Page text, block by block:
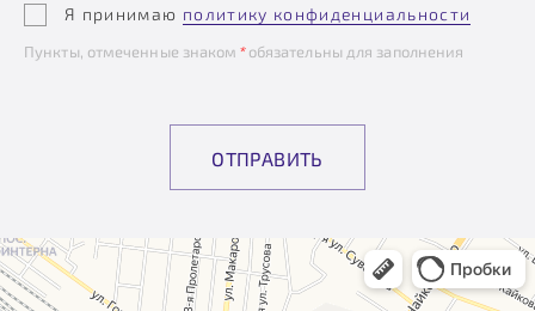
Я принимаю политику конфиденциальности
Пункты, отмеченные знаком *обязательны для заполнения
ОТПРАВИТЬ